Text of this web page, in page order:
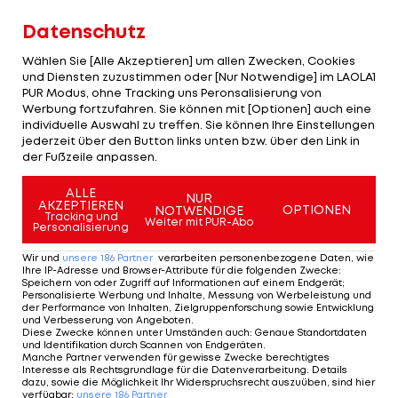
unmittelbar nach dem Cup-Erfolg bewusst: "Es ist
Umbruch sein wird. Auch in der Mannschaft wird
wieder einiges passieren."
Sorgen macht sich der Ex-Kicker deswegen keine:
"Ich weiß, welche Jungs in den Startlöchern
wichtige Positionen zu besetzen oder zumindest
mal reinzuschnuppern, darum ist mir nicht bange."
Ein gutes Beispiel hat schon im Cup-FinalePatrick
Farkasgebracht, der nach seinem Jahr
verletzungsbedingter Pause gleich zum Spieler im
Mittelpunkt des Geschehens wurde.
Im Endspiel als Linksverteidiger anstelle von
Datenschutz
Wählen Sie [Alle Akzeptieren] um allen Zwecken, Cookies
und Diensten zuzustimmen oder [Nur Notwendige] im LAOLA1
PUR Modus, ohne Tracking uns Peronsalisierung von
Werbung fortzufahren. Sie können mit [Optionen] auch eine
individuelle Auswahl zu treffen. Sie können Ihre Einstellungen
jederzeit über den Button links unten bzw. über den Link in
der Fußzeile anpassen.
ALLE
AKZEPTIEREN
Tracking und
Personalisierung
NUR
NOTWENDIGE
Weiter mit PUR-Abo
OPTIONEN
Wir und unsere 186 Partner verarbeiten personenbezogene Daten, wie
Ihre IP-Adresse und Browser-Attribute für die folgenden Zwecke:
Speichern von oder Zugriff auf Informationen auf einem Endgerät;
Personalisierte Werbung und Inhalte, Messung von Werbeleistung und
der Performance von Inhalten, Zielgruppenforschung sowie Entwicklung
und Verbesserung von Angeboten.
Diese Zwecke können unter Umständen auch: Genaue Standortdaten
und Identifikation durch Scannen von Endgeräten.
Manche Partner verwenden für gewisse Zwecke berechtigtes
Interesse als Rechtsgrundlage für die Datenverarbeitung. Details
dazu, sowie die Möglichkeit Ihr Widerspruchsrecht auszuüben, sind hier
verfügbar: unsere 186 Partner